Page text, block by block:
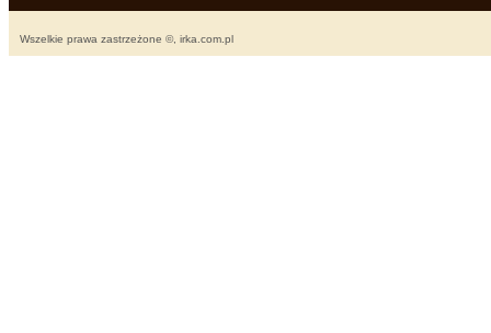
Wszelkie prawa zastrzeżone ©, irka.com.pl